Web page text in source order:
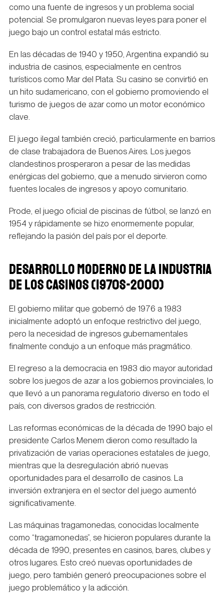
como una fuente de ingresos y un problema social
potencial. Se promulgaron nuevas leyes para poner el
juego bajo un control estatal más estricto.
En las décadas de 1940 y 1950, Argentina expandió su
industria de casinos, especialmente en centros
turísticos como Mar del Plata. Su casino se convirtió en
un hito sudamericano, con el gobierno promoviendo el
turismo de juegos de azar como un motor económico
clave.
El juego ilegal también creció, particularmente en barrios
de clase trabajadora de Buenos Aires. Los juegos
clandestinos prosperaron a pesar de las medidas
enérgicas del gobierno, que a menudo sirvieron como
fuentes locales de ingresos y apoyo comunitario.
Prode, el juego oficial de piscinas de fútbol, se lanzó en
1954 y rápidamente se hizo enormemente popular,
reflejando la pasión del país por el deporte.
DESARROLLO MODERNO DE LA INDUSTRIA
DE LOS CASINOS (1970S-2000)
El gobierno militar que gobernó de 1976 a 1983
inicialmente adoptó un enfoque restrictivo del juego,
pero la necesidad de ingresos gubernamentales
finalmente condujo a un enfoque más pragmático.
El regreso a la democracia en 1983 dio mayor autoridad
sobre los juegos de azar a los gobiernos provinciales, lo
que llevó a un panorama regulatorio diverso en todo el
país, con diversos grados de restricción.
Las reformas económicas de la década de 1990 bajo el
presidente Carlos Menem dieron como resultado la
privatización de varias operaciones estatales de juego,
mientras que la desregulación abrió nuevas
oportunidades para el desarrollo de casinos. La
inversión extranjera en el sector del juego aumentó
significativamente.
Las máquinas tragamonedas, conocidas localmente
como “tragamonedas”, se hicieron populares durante la
década de 1990, presentes en casinos, bares, clubes y
otros lugares. Esto creó nuevas oportunidades de
juego, pero también generó preocupaciones sobre el
juego problemático y la adicción.